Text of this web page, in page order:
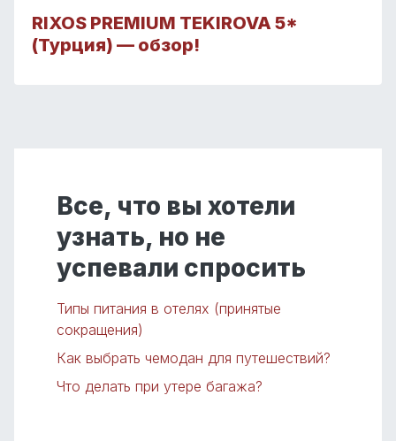
RIXOS PREMIUM TEKIROVA 5*
(Турция) — обзор!
Все, что вы хотели
узнать, но не
успевали спросить
Типы питания в отелях (принятые
сокращения)
Как выбрать чемодан для путешествий?
Что делать при утере багажа?